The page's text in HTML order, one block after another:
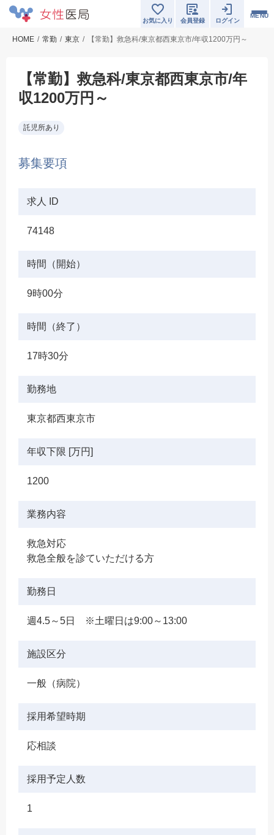
MENU
お気に入り 会員登録 ログイン
HOME 常勤 東京 【常勤】救急科/東京都西東京市/年収1200万円～
【常勤】救急科/東京都西東京市/年
収1200万円～
託児所あり
募集要項
求人 ID
74148
時間（開始）
9時00分
時間（終了）
17時30分
勤務地
東京都西東京市
年収下限 [万円]
1200
業務内容
救急対応
救急全般を診ていただける方
勤務日
週4.5～5日 ※土曜日は9:00～13:00
施設区分
一般（病院）
採用希望時期
応相談
採用予定人数
1